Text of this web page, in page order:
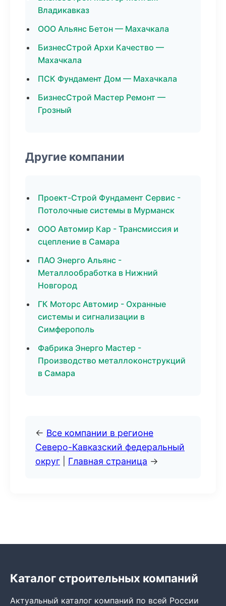
Владикавказ
ООО Альянс Бетон — Махачкала
БизнесСтрой Архи Качество —
Махачкала
ПСК Фундамент Дом — Махачкала
БизнесСтрой Мастер Ремонт —
Грозный
Другие компании
Проект-Строй Фундамент Сервис -
Потолочные системы в Мурманск
ООО Автомир Кар - Трансмиссия и
сцепление в Самара
ПАО Энерго Альянс -
Металлообработка в Нижний
Новгород
ГК Моторс Автомир - Охранные
системы и сигнализации в
Симферополь
Фабрика Энерго Мастер -
Производство металлоконструкций
в Самара
← Все компании в регионе
Северо-Кавказский федеральный
округ
Главная страница →
Каталог строительных компаний
Актуальный каталог компаний по всей России